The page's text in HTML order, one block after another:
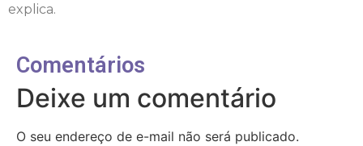
explica.
Comentários
Deixe um comentário
O seu endereço de e-mail não será publicado.